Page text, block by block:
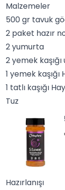
Malzemeler
500 gr tavuk
2 paket hazır
2 yumurta
2 yemek kaşığı
1 yemek kaşığı
1 tatlı kaşığı
Tuz
Hazırlanışı